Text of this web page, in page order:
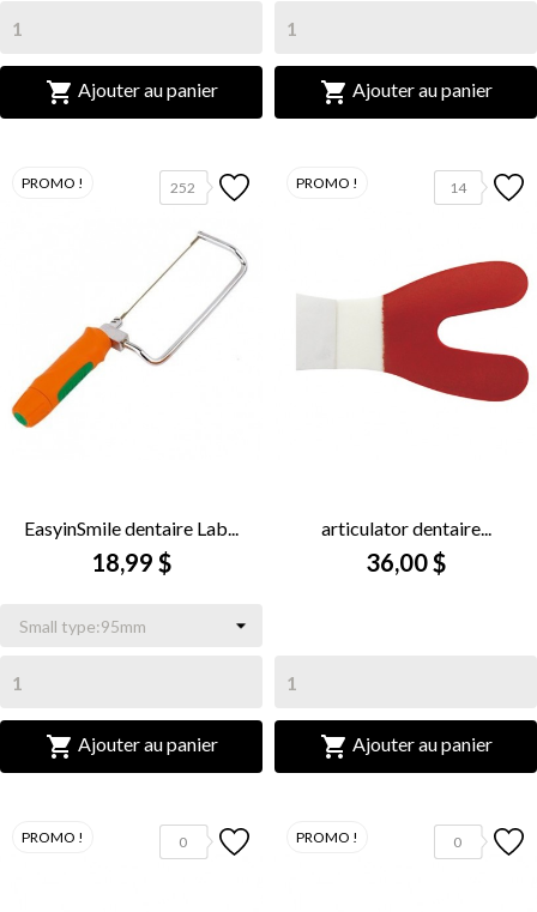
 Ajouter au panier  Ajouter au panier
252
PROMO !
EasyinSmile dentaire Lab...
18,99 $
 Ajouter au panier
14
PROMO !
articulator dentaire...
36,00 $
 Ajouter au panier
0
PROMO ! 0
PROMO !